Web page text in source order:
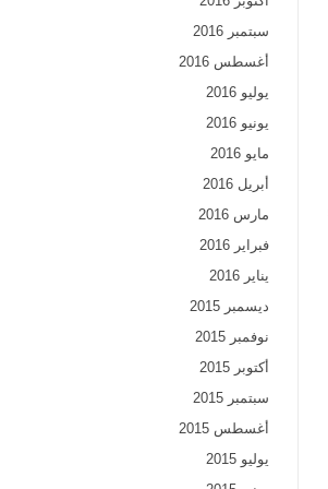
سبتمبر 2016
أغسطس 2016
يوليو 2016
يونيو 2016
مايو 2016
أبريل 2016
مارس 2016
فبراير 2016
يناير 2016
ديسمبر 2015
نوفمبر 2015
أكتوبر 2015
سبتمبر 2015
أغسطس 2015
يوليو 2015